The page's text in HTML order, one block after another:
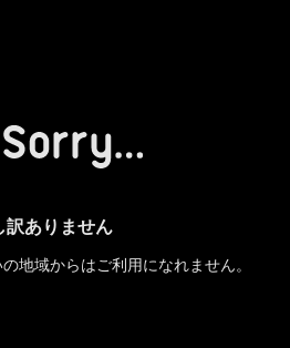
訳ありません
地域からはご利用になれません。